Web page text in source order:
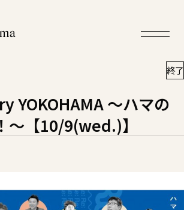
YOKOHAMA ～ハマの
～【10/9(wed.)】
終了